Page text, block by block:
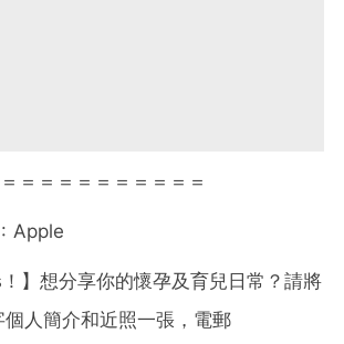
＝＝＝＝＝＝＝＝＝＝
Apple
！】想分享你的懷孕及育兒日常？請將
個人簡介和近照一張，電郵